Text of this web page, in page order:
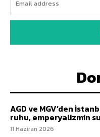
AGD ve MGV’den
ruhu, emperyalizmin
11 Haziran 2026